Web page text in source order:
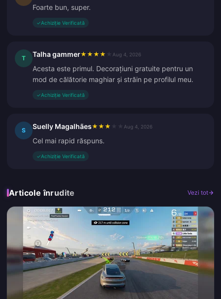
Foarte bun, super.
✓Achiziție Verificată
T Talha gammer★ ★ ★ ★ Aug 4, 2026
Acesta este primul. Decorațiuni gratuite pentru un
mod de călătorie maghiar și străin pe profilul meu.
✓Achiziție Verificată
S Suelly Magalhães★ ★ ★ Aug 4, 2026
Cel mai rapid răspuns.
✓Achiziție Verificată
Articole înrudite Vezi tot